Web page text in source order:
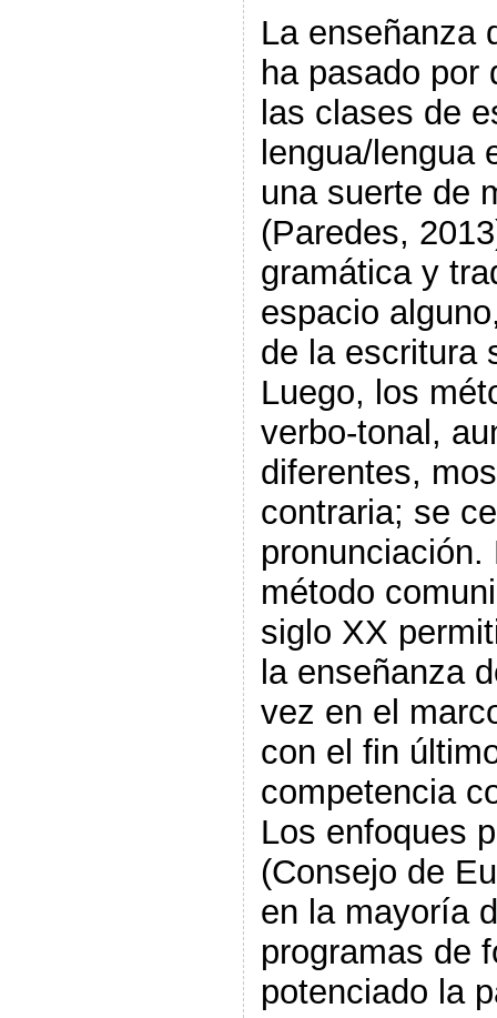
La enseñanza
ha pasado por
las clases de
lengua/lengua
una suerte de
(Paredes,
gramática y
espacio
de la escritura
Luego, los
verbo-tonal,
diferentes,
contraria; se
pronunciación.
método
siglo XX
la enseñanza
vez en el
con el fin
competencia
Los enfoques
(Consejo de
en la mayoría
programas de
potenciado la